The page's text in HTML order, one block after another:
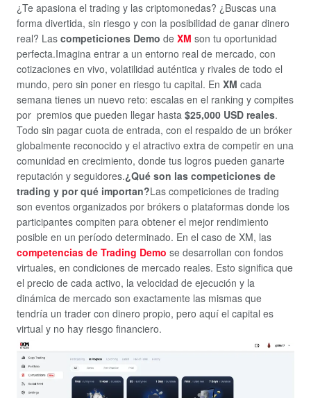
¿Te apasiona el trading y las criptomonedas? ¿Buscas una
forma divertida, sin riesgo y con la posibilidad de ganar dinero
real? Las competiciones Demo de XM son tu oportunidad
perfecta.Imagina entrar a un entorno real de mercado, con
cotizaciones en vivo, volatilidad auténtica y rivales de todo el
mundo, pero sin poner en riesgo tu capital. En XM cada
semana tienes un nuevo reto: escalas en el ranking y compites
por premios que pueden llegar hasta $25,000 USD reales.
Todo sin pagar cuota de entrada, con el respaldo de un bróker
globalmente reconocido y el atractivo extra de competir en una
comunidad en crecimiento, donde tus logros pueden ganarte
reputación y seguidores.¿Qué son las competiciones de
trading y por qué importan?Las competiciones de trading
son eventos organizados por brókers o plataformas donde los
participantes compiten para obtener el mejor rendimiento
posible en un período determinado. En el caso de XM, las
competencias de Trading Demo se desarrollan con fondos
virtuales, en condiciones de mercado reales. Esto significa que
el precio de cada activo, la velocidad de ejecución y la
dinámica de mercado son exactamente las mismas que
tendría un trader con dinero propio, pero aquí el capital es
virtual y no hay riesgo financiero.